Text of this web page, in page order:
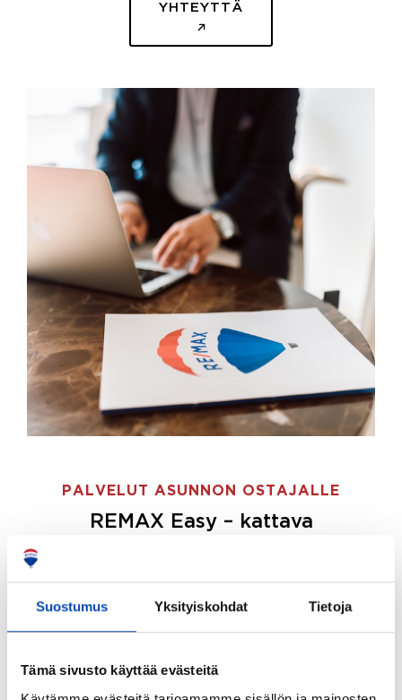
Suostumus Yksityiskohdat Tietoja
Tämä sivusto käyttää evästeitä
YHTEYTTÄ
PALVELUT ASUNNON OSTAJALLE
REMAX Easy – kattava
ostajille.
Tee ostotoimeksianto ja etsimme juuri